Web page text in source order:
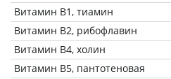
Витамин В1, тиамин
Витамин В2, рибофлавин
Витамин В4, холин
Витамин В5, пантотеновая